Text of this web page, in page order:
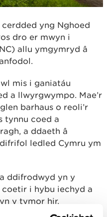
yng Nghoed
dro er mwyn i
allu ymgymryd â
mis i ganiatáu
a llwyrgwympo. Mae’r
barhaus o reoli’r
tynnu coed a
a ddaeth â
ledled Cymru ym
ddifrodwyd yn y
coetir i hybu iechyd a
y tymor hir.